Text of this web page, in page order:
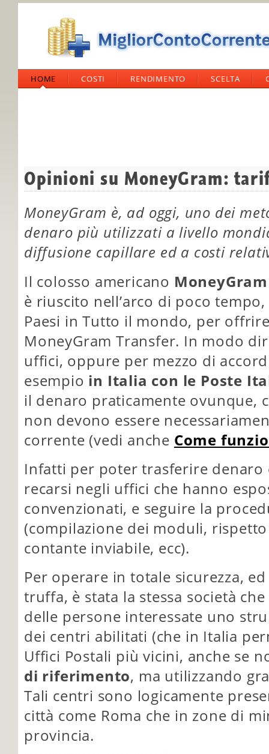
HOME COSTI RENDIMENTO SCELTA
Opinioni su MoneyGram:
MoneyGram è, ad oggi, uno dei
denaro più utilizzati a livello
diffusione capillare ed a costi
Il colosso americano
è riuscito nell’arco di poco
Paesi in Tutto il mondo, per
MoneyGram Transfer. In modo
uffici, oppure per mezzo di
esempio in Italia con le Poste
il denaro praticamente ovunque,
non devono essere
corrente (vedi anche Come
Infatti per poter trasferire denaro
recarsi negli uffici che hanno
convenzionati, e seguire la
(compilazione dei moduli,
contante inviabile, ecc).
Per operare in totale sicurezza,
truffa, è stata la stessa società
delle persone interessate uno
dei centri abilitati (che in Italia
Uffici Postali più vicini, anche se
di riferimento, ma utilizzando
Tali centri sono logicamente
città come Roma che in zone di
provincia.